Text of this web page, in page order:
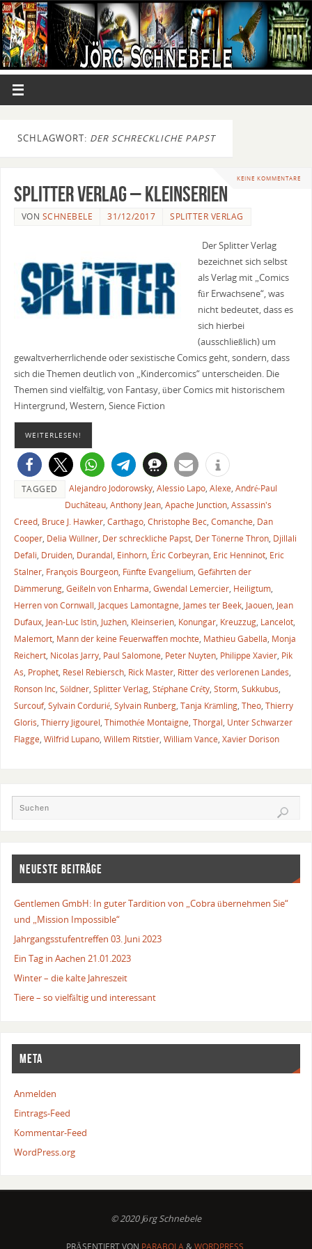
SCHLAGWORT: DER SCHRECKLICHE PAPST
KEINE KOMMENTARE
Splitter Verlag – Kleinserien
VON SCHNEBELE 31/12/2017 SPLITTER VERLAG
Der Splitter Verlag
bezeichnet sich selbst
als Verlag mit „Comics
für Erwachsene“, was
nicht bedeutet, dass es
sich hierbei
(ausschließlich) um
gewaltverherrlichende oder sexistische Comics geht, sondern, dass
sich die Themen deutlich von „Kindercomics“ unterscheiden. Die
Themen sind vielfältig, von Fantasy, über Comics mit historischem
Hintergrund, Western, Sience Fiction
WEITERLESEN!
TAGGED Alejandro Jodorowsky, Alessio Lapo, Alexe, André-Paul
Duchâteau, Anthony Jean, Apache Junction, Assassin's
Creed, Bruce J. Hawker, Carthago, Christophe Bec, Comanche, Dan
Cooper, Delia Wüllner, Der schreckliche Papst, Der Tönerne Thron, Djillali
Defali, Druiden, Durandal, Einhorn, Éric Corbeyran, Eric Henninot, Eric
Stalner, François Bourgeon, Fünfte Evangelium, Gefährten der
Dämmerung, Geißeln von Enharma, Gwendal Lemercier, Heiligtum,
Herren von Cornwall, Jacques Lamontagne, James ter Beek, Jaouen, Jean
Dufaux, Jean-Luc Istin, Juzhen, Kleinserien, Konungar, Kreuzzug, Lancelot,
Malemort, Mann der keine Feuerwaffen mochte, Mathieu Gabella, Monja
Reichert, Nicolas Jarry, Paul Salomone, Peter Nuyten, Philippe Xavier, Pik
As, Prophet, Resel Rebiersch, Rick Master, Ritter des verlorenen Landes,
Ronson Inc, Söldner, Splitter Verlag, Stéphane Créty, Storm, Sukkubus,
Surcouf, Sylvain Cordurié, Sylvain Runberg, Tanja Krämling, Theo, Thierry
Gloris, Thierry Jigourel, Thimothée Montaigne, Thorgal, Unter Schwarzer
Flagge, Wilfrid Lupano, Willem Ritstier, William Vance, Xavier Dorison
NEUESTE BEITRÄGE
Gentlemen GmbH: In guter Tardition von „Cobra übernehmen Sie“
und „Mission Impossible“
Jahrgangsstufentreffen 03. Juni 2023
Ein Tag in Aachen 21.01.2023
Winter – die kalte Jahreszeit
Tiere – so vielfältig und interessant
META
Anmelden
Eintrags-Feed
Kommentar-Feed
WordPress.org
© 2020 Jörg Schnebele
PRÄSENTIERT VON PARABOLA & WORDPRESS.